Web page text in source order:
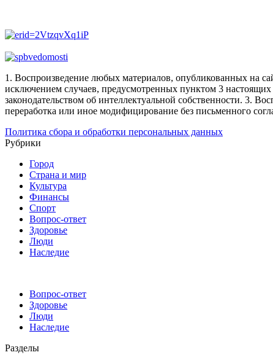
1. Воспроизведение любых материалов, опубликованных на
исключением случаев, предусмотренных пунктом 3 настоящих
законодательством об интеллектуальной собственности. 3.
переработка или иное модифицирование без письменного
Политика сбора и обработки персональных данных
Рубрики
Город
Страна и мир
Культура
Финансы
Спорт
Вопрос-ответ
Здоровье
Люди
Наследие
Вопрос-ответ
Здоровье
Люди
Наследие
Разделы